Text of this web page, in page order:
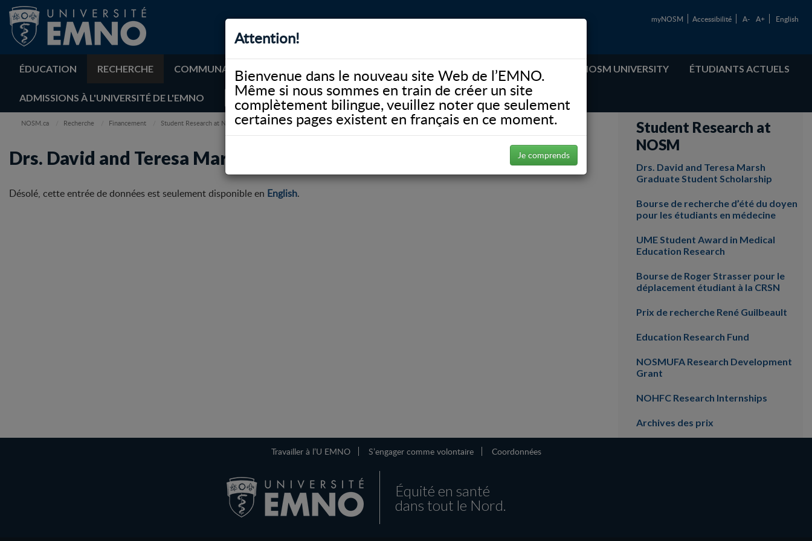
Attention!
Bienvenue dans le nouveau site Web de l’EMNO.
Même si nous sommes en train de créer un site
complètement bilingue, veuillez noter que seulement
certaines pages existent en français en ce moment.
Je comprends
myNOSM Accessibilité A- A+ English
ÉDUCATION RECHERCHE COMMUNAUTÉ BIBLIOTHÈQUE FACULTÉ DONATE ABOUT NOSM UNIVERSITY ÉTUDIANTS ACTUELS
ADMISSIONS À L'UNIVERSITÉ DE L'EMNO
NOSM.ca Recherche Financement Student Research at NOSM Drs. David and Teresa Marsh Graduate Student Scholarship
Drs. David and Teresa Marsh Graduate Student Scholarship
Désolé, cette entrée de données est seulement disponible en English.
Student Research at
NOSM
Drs. David and Teresa Marsh
Graduate Student Scholarship
Bourse de recherche d’été du doyen
pour les étudiants en médecine
UME Student Award in Medical
Education Research
Bourse de Roger Strasser pour le
déplacement étudiant à la CRSN
Prix de recherche René Guilbeault
Education Research Fund
NOSMUFA Research Development
Grant
NOHFC Research Internships
Archives des prix
Travailler à l’U EMNO S’engager comme volontaire Coordonnées
Équité en santé
dans tout le Nord.